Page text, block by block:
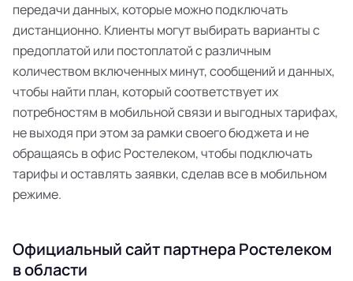
передачи данных, которые можно подключать
дистанционно. Клиенты могут выбирать варианты с
предоплатой или постоплатой с различным
количеством включенных минут, сообщений и данных,
чтобы найти план, который соответствует их
потребностям в мобильной связи и выгодных тарифах,
не выходя при этом за рамки своего бюджета и не
обращаясь в офис Ростелеком, чтобы подключать
тарифы и оставлять заявки, сделав все в мобильном
режиме.
Официальный сайт партнера Ростелеком
в области